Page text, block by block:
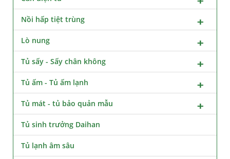
Nồi hấp tiệt trùng
Lò nung
Tủ sấy - Sấy chân không
Tủ ấm - Tủ ấm lạnh
Tủ mát - tủ bảo quản mẫu
Tủ sinh trưởng Daihan
Tủ lạnh âm sâu